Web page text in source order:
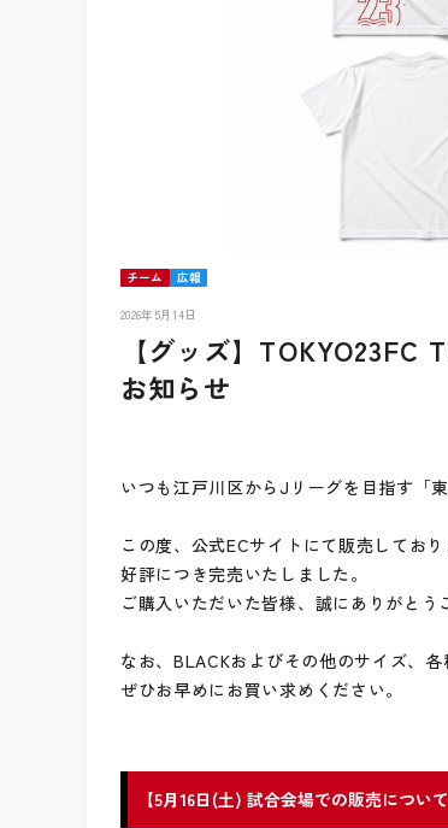
チーム 広報
2026年5月14日
【グッズ】
お知らせ
いつも江戸川区からJリーグを目指す「
この度、公式ECサイトにて販売してお
好評につき完売いたしました。
ご購入いただいた皆様、誠にありがとう
なお、BLACKおよびその他のサイズ、
ぜひお早めにお買い求めください。
【5月16日(土) 試合会場での販売について